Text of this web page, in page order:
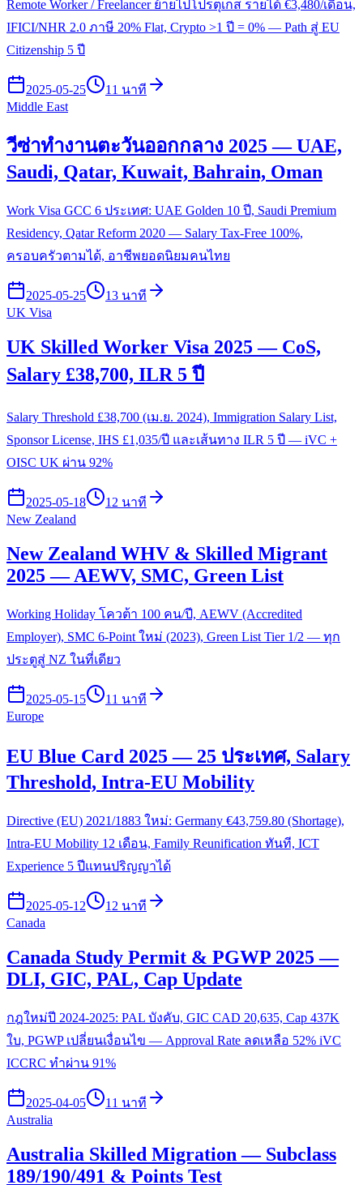
Remote Worker / Freelancer ย้ายไปโปรตุเกส รายได้ €3,480/เดือน,
IFICI/NHR 2.0 ภาษี 20% Flat, Crypto >1 ปี = 0% — Path สู่ EU
Citizenship 5 ปี
2025-05-25
11 นาที
Middle East
วีซ่าทำงานตะวันออกกลาง 2025 — UAE,
Saudi, Qatar, Kuwait, Bahrain, Oman
Work Visa GCC 6 ประเทศ: UAE Golden 10 ปี, Saudi Premium
Residency, Qatar Reform 2020 — Salary Tax-Free 100%,
ครอบครัวตามได้, อาชีพยอดนิยมคนไทย
2025-05-25
13 นาที
UK Visa
UK Skilled Worker Visa 2025 — CoS,
Salary £38,700, ILR 5 ปี
Salary Threshold £38,700 (เม.ย. 2024), Immigration Salary List,
Sponsor License, IHS £1,035/ปี และเส้นทาง ILR 5 ปี — iVC +
OISC UK ผ่าน 92%
2025-05-18
12 นาที
New Zealand
New Zealand WHV & Skilled Migrant
2025 — AEWV, SMC, Green List
Working Holiday โควต้า 100 คน/ปี, AEWV (Accredited
Employer), SMC 6-Point ใหม่ (2023), Green List Tier 1/2 — ทุก
ประตูสู่ NZ ในที่เดียว
2025-05-15
11 นาที
Europe
EU Blue Card 2025 — 25 ประเทศ, Salary
Threshold, Intra-EU Mobility
Directive (EU) 2021/1883 ใหม่: Germany €43,759.80 (Shortage),
Intra-EU Mobility 12 เดือน, Family Reunification ทันที, ICT
Experience 5 ปีแทนปริญญาได้
2025-05-12
12 นาที
Canada
Canada Study Permit & PGWP 2025 —
DLI, GIC, PAL, Cap Update
กฎใหม่ปี 2024-2025: PAL บังคับ, GIC CAD 20,635, Cap 437K
ใบ, PGWP เปลี่ยนเงื่อนไข — Approval Rate ลดเหลือ 52% iVC
ICCRC ทำผ่าน 91%
2025-04-05
11 นาที
Australia
Australia Skilled Migration — Subclass
189/190/491 & Points Test